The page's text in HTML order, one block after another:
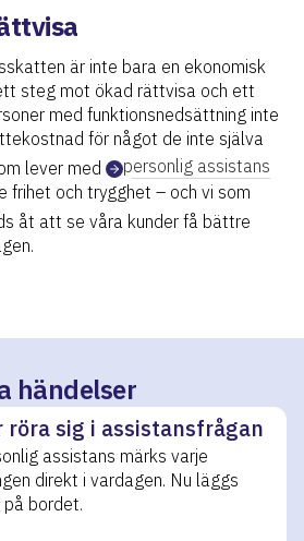
är inte bara en ekonomisk
steg mot ökad rättvisa och ett
med funktionsnedsättning inte
för något de inte själva
lever med
personlig assistans
frihet och trygghet – och vi som
åt att se våra kunder få bättre
händelser
sig i assistansfrågan
assistans märks varje
direkt i vardagen. Nu läggs
bordet.